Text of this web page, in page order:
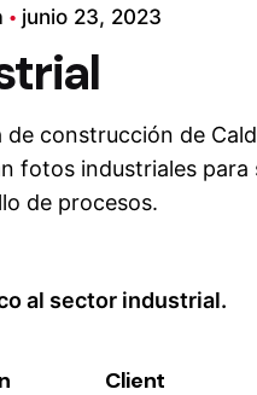
junio 23, 2023
de construcción de
fotos industriales para
de procesos.
al sector industrial.
Client